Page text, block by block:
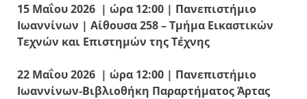
15 Μαΐου 2026 | ώρα 12:00 | Πανεπιστήμιο
Ιωαννίνων | Αίθουσα 258 – Τμήμα Εικαστικών
Τεχνών και Επιστημών της Τέχνης
22 Μαΐου 2026 | ώρα 12:00 | Πανεπιστήμιο
Ιωαννίνων-Βιβλιοθήκη Παραρτήματος Άρτας